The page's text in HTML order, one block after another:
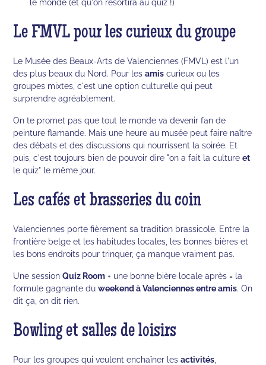
Le FMVL pour les curieux du groupe
Le Musée des Beaux-Arts de Valenciennes (FMVL) est l'un
des plus beaux du Nord. Pour lesamis curieux ou les
groupes mixtes, c'est une option culturelle qui peut
surprendre agréablement.
On te promet pas que tout le monde va devenir fan de
peinture flamande. Mais une heure au musée peut faire naître
des débats et des discussions qui nourrissent la soirée. Et
puis, c'est toujours bien de pouvoir dire "on a fait la cultureet
le quiz" le même jour.
Les cafés et brasseries du coin
Valenciennes porte fièrement sa tradition brassicole. Entre la
frontière belge et les habitudes locales, les bonnes bières et
les bons endroits pour trinquer, ça manque vraiment pas.
Une sessionQuiz Room + une bonne bière locale après = la
formule gagnante duweekend à Valenciennes entre amis. On
dit ça, on dit rien.
Bowling et salles de loisirs
Pour les groupes qui veulent enchaîner lesactivités